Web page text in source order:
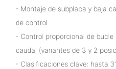
- Montaje de subplaca y baja
de control
- Control proporcional de
caudal (variantes de 3 y 2
- Clasificaciones clave: hasta